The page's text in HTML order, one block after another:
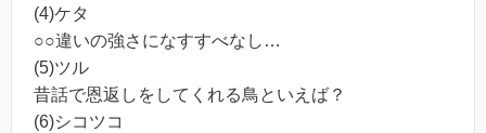
(4)ケタ
○○違いの強さになすすべなし…
(5)ツル
昔話で恩返しをしてくれる鳥といえば？
(6)シコツコ